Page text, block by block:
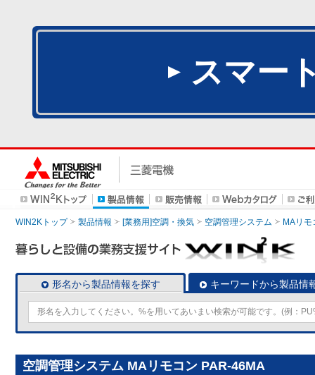
スマー
WIN2Kトップ 製品情報 [業務用]空調・換気 空調管理システム MAリモ
形名から製品情報を探す キーワードから製品情
空調管理システム MAリモコン PAR-46MA